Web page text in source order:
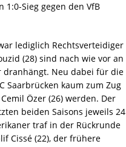
Sieg gegen den VfB
lediglich Rechtsverteidiger
(28) sind nach wie vor an
dranhängt. Neu dabei für die
Saarbrücken kaum zum Zug
Özer (26) werden. Der
beiden Saisons jeweils 24
traf in der Rückrunde
Cissé (22), der frühere